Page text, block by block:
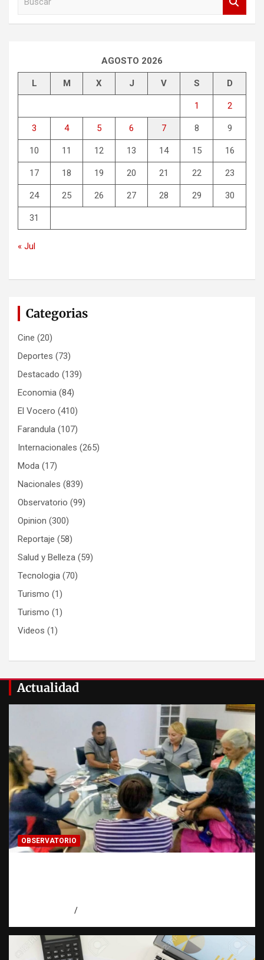
AGOSTO 2026
L M X J V S D
1 2
3 4 5 6 7 8 9
10 11 12 13 14 15 16
17 18 19 20 21 22 23
24 25 26 27 28 29 30
31
« Jul
Categorias
Cine (20)
Deportes (73)
Destacado (139)
Economia (84)
El Vocero (410)
Farandula (107)
Internacionales (265)
Moda (17)
Nacionales (839)
Observatorio (99)
Opinion (300)
Reportaje (58)
Salud y Belleza (59)
Tecnologia (70)
Turismo (1)
Turismo (1)
Videos (1)
Actualidad
OBSERVATORIO